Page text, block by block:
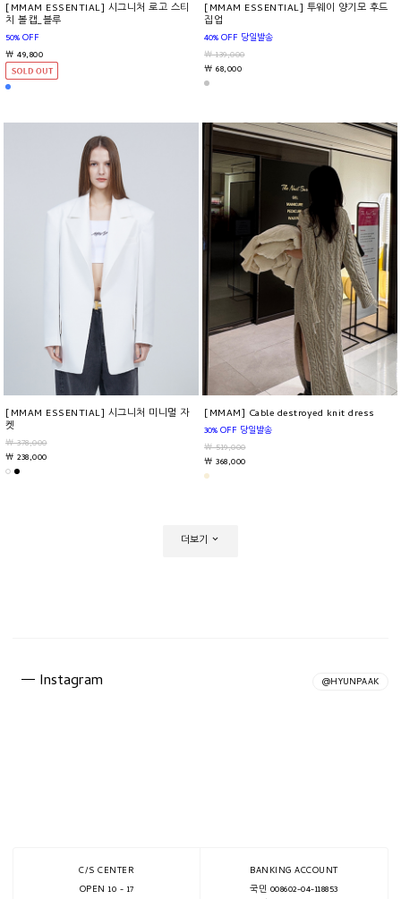
[MMAM ESSENTIAL] 시그니처 로고 스티
치 볼캡_블루
50% OFF
￦ 49,800
[MMAM ESSENTIAL] 투웨이 양기모 후드
집업
40% OFF 당일발송
￦ 139,000
￦ 68,000
[MMAM ESSENTIAL] 시그니처 미니멀 자
켓
￦ 378,000
￦ 238,000
[MMAM] Cable destroyed knit dress
30% OFF 당일발송
￦ 519,000
￦ 368,000
더보기
Instagram @HYUNPAAK
C/S CENTER
OPEN 10 - 17
BANKING ACCOUNT
국민 008602-04-118853